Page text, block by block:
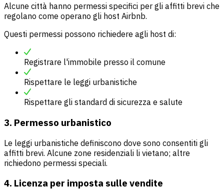
Alcune città hanno permessi specifici per gli affitti brevi che
regolano come operano gli host Airbnb.
Questi permessi possono richiedere agli host di:
Registrare l'immobile presso il comune
Rispettare le leggi urbanistiche
Rispettare gli standard di sicurezza e salute
3. Permesso urbanistico
Le leggi urbanistiche definiscono dove sono consentiti gli
affitti brevi. Alcune zone residenziali li vietano; altre
richiedono permessi speciali.
4. Licenza per imposta sulle vendite